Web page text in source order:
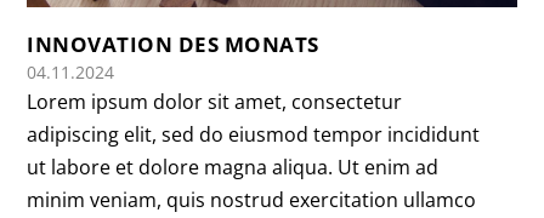
INNOVATION DES MONATS
04.11.2024
Lorem ipsum dolor sit amet, consectetur
adipiscing elit, sed do eiusmod tempor incididunt
ut labore et dolore magna aliqua. Ut enim ad
minim veniam, quis nostrud exercitation ullamco